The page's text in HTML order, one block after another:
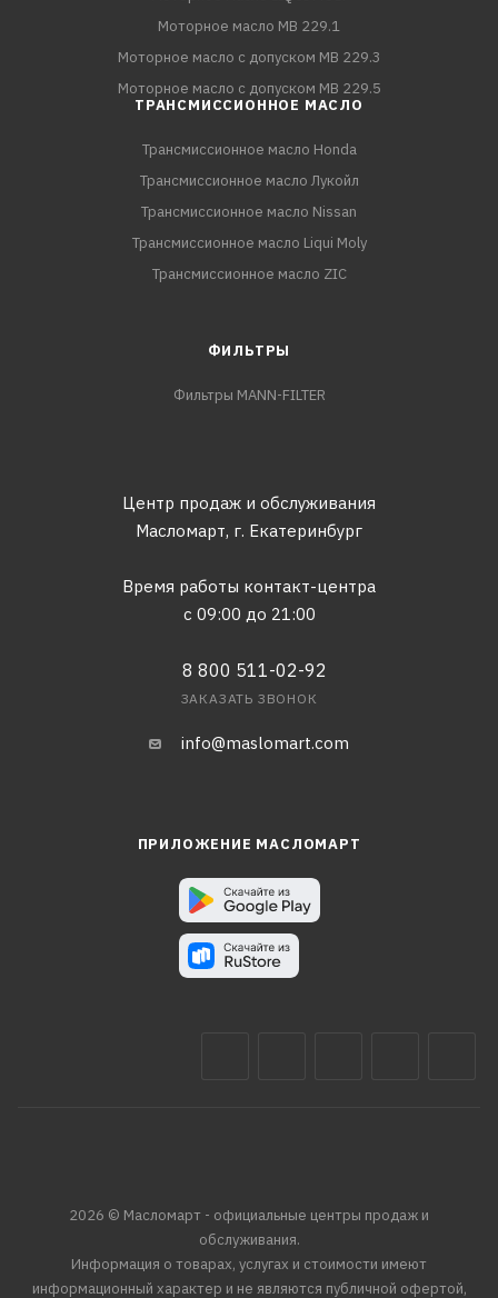
Моторное масло MB 229.1
Моторное масло с допуском MB 229.3
Моторное масло с допуском MB 229.5
ТРАНСМИССИОННОЕ МАСЛО
Трансмиссионное масло Honda
Трансмиссионное масло Лукойл
Трансмиссионное масло Nissan
Трансмиссионное масло Liqui Moly
Трансмиссионное масло ZIC
ФИЛЬТРЫ
Фильтры MANN-FILTER
Центр продаж и обслуживания
Масломарт, г. Екатеринбург
Время работы контакт-центра
с 09:00 до 21:00
8 800 511-02-92
ЗАКАЗАТЬ ЗВОНОК
info@maslomart.com
ПРИЛОЖЕНИЕ МАСЛОМАРТ
2026 © Масломарт - официальные центры продаж и
обслуживания.
Информация о товарах, услугах и стоимости имеют
информационный характер и не являются публичной офертой,